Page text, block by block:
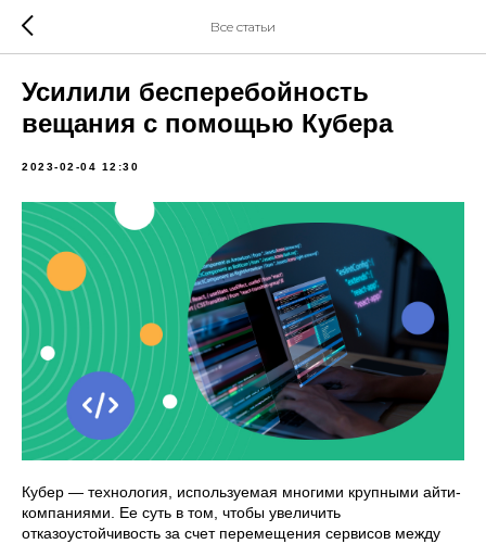
Все статьи
Усилили бесперебойность
вещания с помощью Кубера
2023-02-04 12:30
Кубер — технология, используемая многими крупными айти-
компаниями. Ее суть в том, чтобы увеличить
отказоустойчивость за счет перемещения сервисов между